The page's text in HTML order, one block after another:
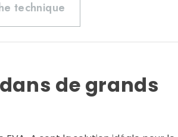
technique
de grands